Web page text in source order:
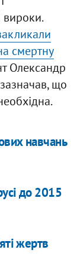
вироки.
смертну
Олександр
що
навчань
до 2015
жертв